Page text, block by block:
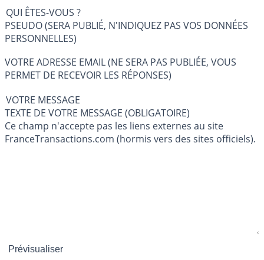
QUI ÊTES-VOUS ?
PSEUDO (SERA PUBLIÉ, N'INDIQUEZ PAS VOS DONNÉES
PERSONNELLES)
VOTRE ADRESSE EMAIL (NE SERA PAS PUBLIÉE, VOUS
PERMET DE RECEVOIR LES RÉPONSES)
VOTRE MESSAGE
TEXTE DE VOTRE MESSAGE (OBLIGATOIRE)
Ce champ n'accepte pas les liens externes au site
FranceTransactions.com (hormis vers des sites officiels).